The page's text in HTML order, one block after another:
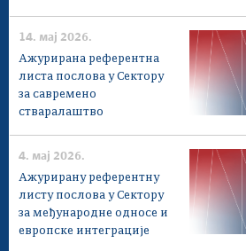
14. мај 2026.
Ажурирана референтна
листа послова у Сектору
за савремено
стваралаштво
4. мај 2026.
Ажурирану референтну
листу послова у Сектору
за међународне односе и
европске интеграције